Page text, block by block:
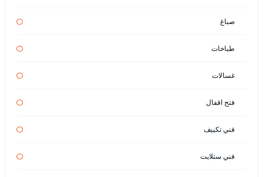
صباغ
طباخات
غسالات
فتح اقفال
فني تكييف
فني ستلايت